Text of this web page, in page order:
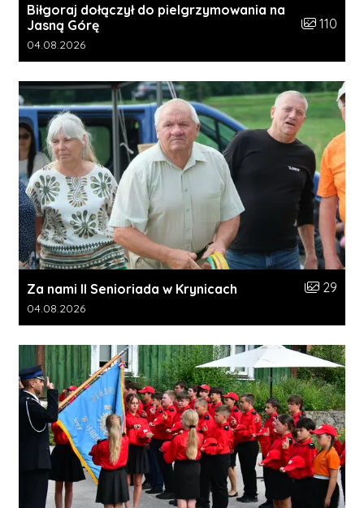
Biłgoraj dołączył do pielgrzymowania na
Jasną Górę
Liczba
110
Data dodania galerii:
04.08.2026
Za nami II Senioriada w Krynicach Liczba
29
Data dodania galerii:
04.08.2026